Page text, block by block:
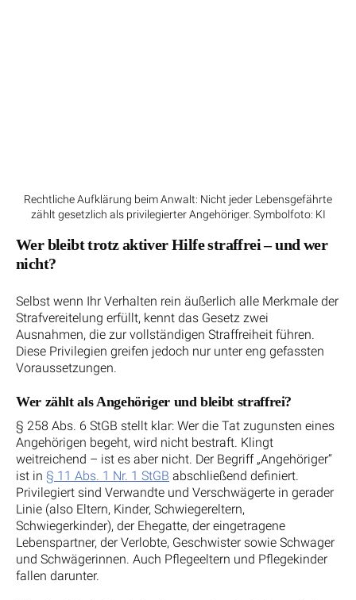
Rechtliche Aufklärung beim Anwalt: Nicht jeder Lebensgefährte
zählt gesetzlich als privilegierter Angehöriger. Symbolfoto: KI
Wer bleibt trotz aktiver Hilfe straffrei – und wer
nicht?
Selbst wenn Ihr Verhalten rein äußerlich alle Merkmale der
Strafvereitelung erfüllt, kennt das Gesetz zwei
Ausnahmen, die zur vollständigen Straffreiheit führen.
Diese Privilegien greifen jedoch nur unter eng gefassten
Voraussetzungen.
Wer zählt als Angehöriger und bleibt straffrei?
§ 258 Abs. 6 StGB stellt klar: Wer die Tat zugunsten eines
Angehörigen begeht, wird nicht bestraft. Klingt
weitreichend – ist es aber nicht. Der Begriff „Angehöriger“
ist in § 11 Abs. 1 Nr. 1 StGB abschließend definiert.
Privilegiert sind Verwandte und Verschwägerte in gerader
Linie (also Eltern, Kinder, Schwiegereltern,
Schwiegerkinder), der Ehegatte, der eingetragene
Lebenspartner, der Verlobte, Geschwister sowie Schwager
und Schwägerinnen. Auch Pflegeeltern und Pflegekinder
fallen darunter.